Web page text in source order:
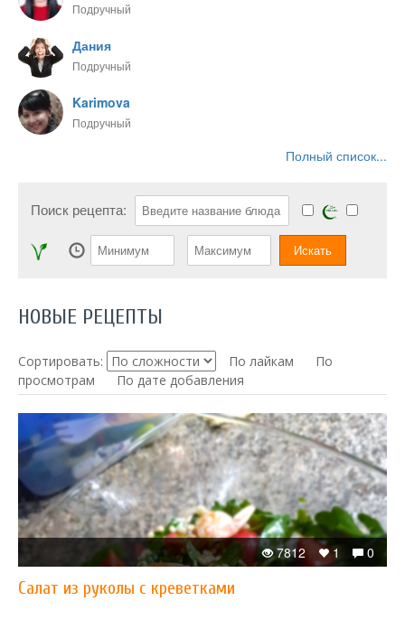
Подручный
Дания
Подручный
Karimova
Подручный
Полный список...
Поиск рецепта:
НОВЫЕ РЕЦЕПТЫ
Сортировать: По лайкам
По
просмотрам
По дате добавления
0
1
7812
Салат из руколы с креветками